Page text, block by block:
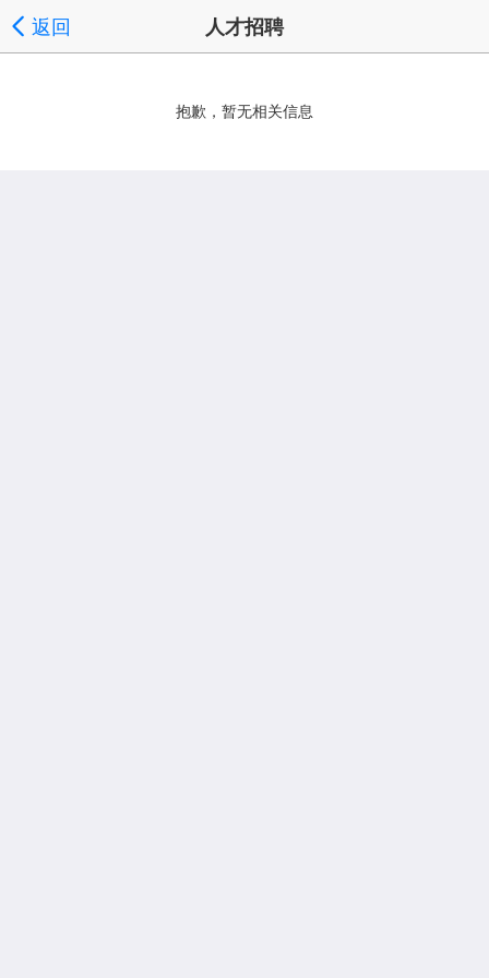
返回 人才招聘
抱歉，暂无相关信息